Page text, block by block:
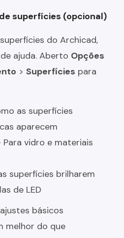
superfícies (opcional)
do Archicad,
ajuda. Aberto Opções
> Superfícies para
as superfícies
aparecem
Para vidro e materiais
superfícies brilharem
de LED
básicos
melhor do que